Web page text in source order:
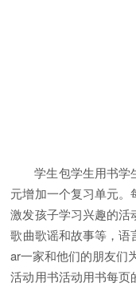
学生包学生用书学
元增加一个复习单元
激发孩子学习兴趣的活
歌曲歌谣和故事等，
ar一家和他们的朋友们
活动用书活动用书每页